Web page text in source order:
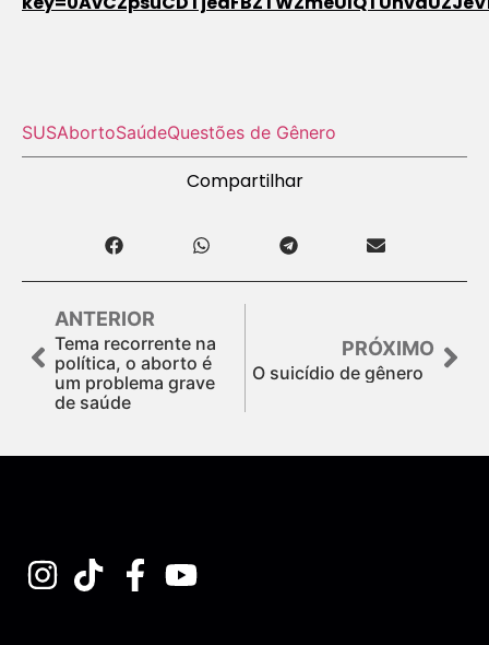
SUSAbortoSaúdeQuestões de Gênero
Compartilhar
ANTERIOR
Tema recorrente na
política, o aborto é
um problema grave
de saúde
PRÓXIMO
O suicídio de gênero